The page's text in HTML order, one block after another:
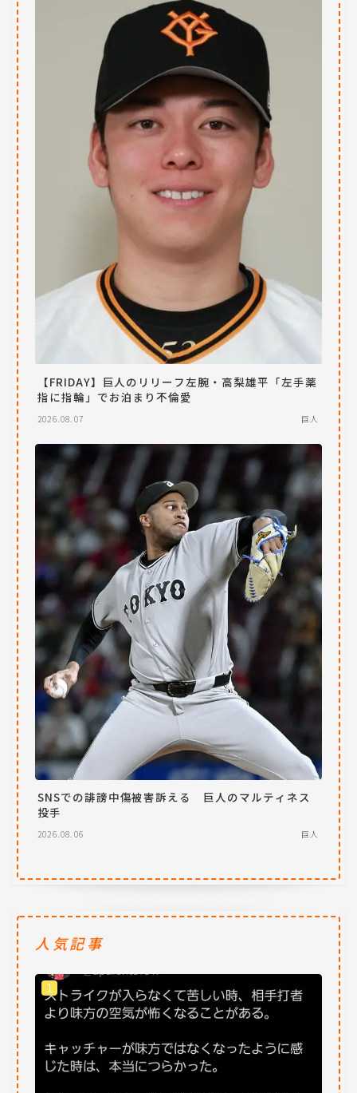
【FRIDAY】巨人のリリーフ左腕・高梨雄平「左手薬
指に指輪」でお泊まり不倫愛
2026.08.07 巨人
SNSでの誹謗中傷被害訴える 巨人のマルティネス
投手
2026.08.06 巨人
人気記事